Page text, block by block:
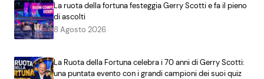
La ruota della fortuna festeggia Gerry Scotti e fa il pieno
di ascolti
8 Agosto 2026
La Ruota della Fortuna celebra i 70 anni di Gerry Scotti:
una puntata evento con i grandi campioni dei suoi quiz